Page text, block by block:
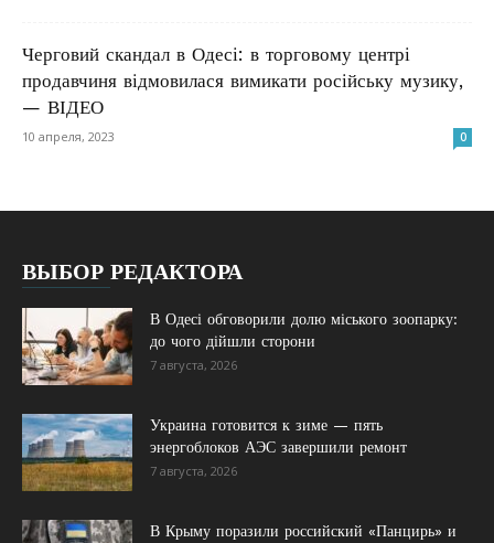
Черговий скандал в Одесі: в торговому центрі
продавчиня відмовилася вимикати російську музику,
— ВІДЕО
10 апреля, 2023 0
ВЫБОР РЕДАКТОРА
В Одесі обговорили долю міського зоопарку:
до чого дійшли сторони
7 августа, 2026
Украина готовится к зиме — пять
энергоблоков АЭС завершили ремонт
7 августа, 2026
В Крыму поразили российский «Панцирь» и